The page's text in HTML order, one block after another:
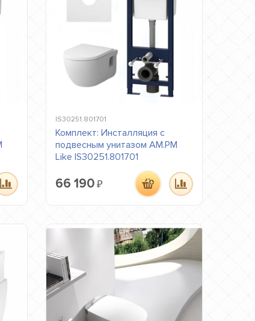
IS30251.801701
Комплект: Инсталляция с
подвесным унитазом AM.PM
Like IS30251.801701
66 190 ₽